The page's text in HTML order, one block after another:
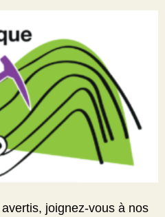
joignez-vous à nos